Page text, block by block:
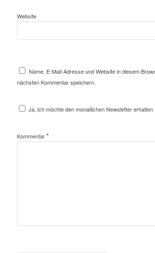
Website
Name, E-Mail-Adresse und Website in diesem
nächsten Kommentar speichern.
Ja, ich möchte den monatlichen Newsletter erhalten
Kommentar*